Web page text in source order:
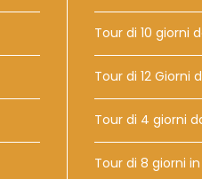
Tour di 10 giorni
Tour di 12 Giorni
Tour di 4 giorni
Tour di 8 giorni